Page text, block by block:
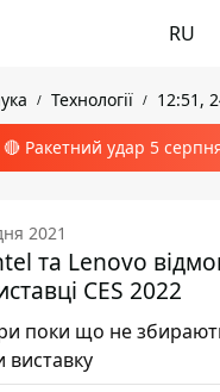
RU
Технології 12:51,
🔴 Ракетний удар 5
2021
та Lenovo
CES 2022
поки що не
виставку